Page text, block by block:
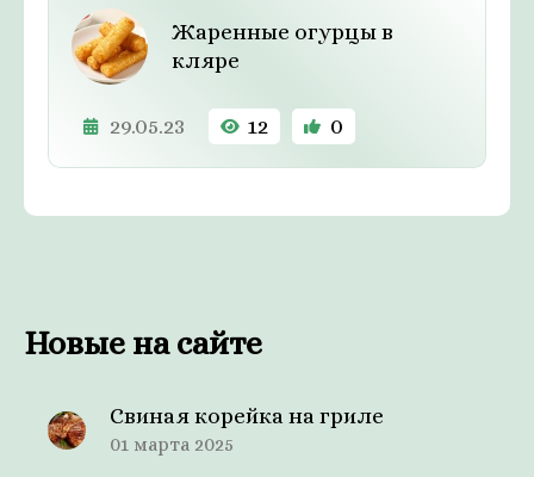
Жаренные огурцы в
кляре
29.05.23 12 0
Новые на сайте
Свиная корейка на гриле
01 марта 2025